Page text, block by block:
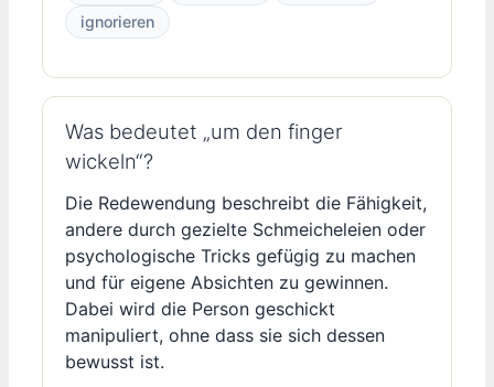
ignorieren
Was bedeutet „um den finger
wickeln“?
Die Redewendung beschreibt die Fähigkeit,
andere durch gezielte Schmeicheleien oder
psychologische Tricks gefügig zu machen
und für eigene Absichten zu gewinnen.
Dabei wird die Person geschickt
manipuliert, ohne dass sie sich dessen
bewusst ist.